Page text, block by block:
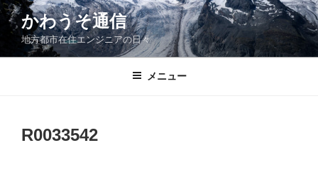
コ
ン
ン
かわうそ通信
地方都市在住エンジニアの日々
メニュー
R0033542